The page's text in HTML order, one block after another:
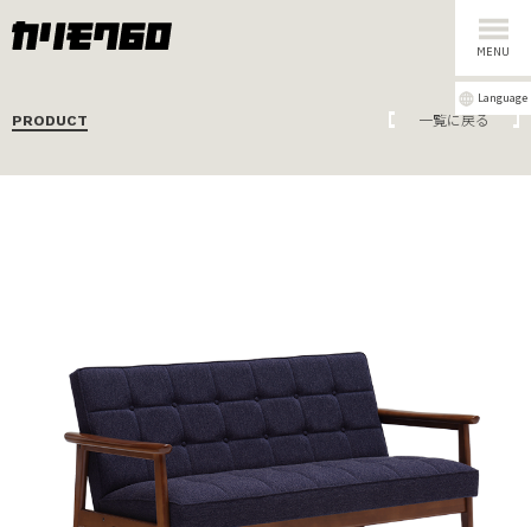
MENU
Language
PRODUCT 一覧に戻る